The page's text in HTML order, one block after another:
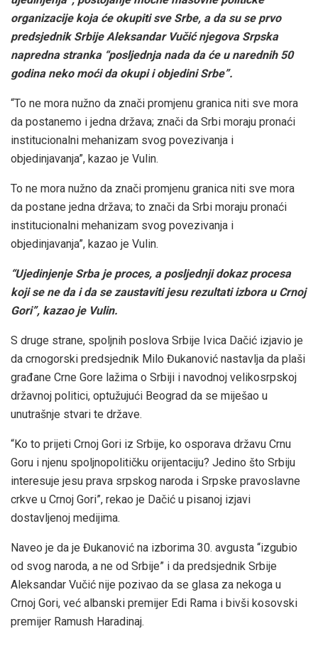
organizacije koja će okupiti sve Srbe, a da su se prvo
predsjednik Srbije Aleksandar Vučić njegova Srpska
napredna stranka “posljednja nada da će u narednih 50
godina neko moći da okupi i objedini Srbe”.
“To ne mora nužno da znači promjenu granica niti sve mora
da postanemo i jedna država; znači da Srbi moraju pronaći
institucionalni mehanizam svog povezivanja i
objedinjavanja”, kazao je Vulin.
To ne mora nužno da znači promjenu granica niti sve mora
da postane jedna država; to znači da Srbi moraju pronaći
institucionalni mehanizam svog povezivanja i
objedinjavanja”, kazao je Vulin.
“Ujedinjenje Srba je proces, a posljednji dokaz procesa
koji se ne da i da se zaustaviti jesu rezultati izbora u Crnoj
Gori”, kazao je Vulin.
S druge strane, spoljnih poslova Srbije Ivica Dačić izjavio je
da crnogorski predsjednik Milo Đukanović nastavlja da plaši
građane Crne Gore lažima o Srbiji i navodnoj velikosrpskoj
državnoj politici, optužujući Beograd da se miješao u
unutrašnje stvari te države.
“Ko to prijeti Crnoj Gori iz Srbije, ko osporava državu Crnu
Goru i njenu spoljnopolitičku orijentaciju? Jedino što Srbiju
interesuje jesu prava srpskog naroda i Srpske pravoslavne
crkve u Crnoj Gori”, rekao je Dačić u pisanoj izjavi
dostavljenoj medijima.
Naveo je da je Đukanović na izborima 30. avgusta “izgubio
od svog naroda, a ne od Srbije” i da predsjednik Srbije
Aleksandar Vučić nije pozivao da se glasa za nekoga u
Crnoj Gori, već albanski premijer Edi Rama i bivši kosovski
premijer Ramush Haradinaj.